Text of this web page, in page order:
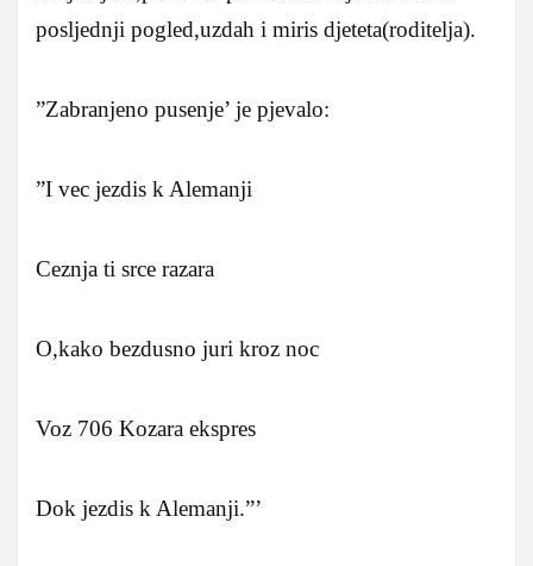
posljednji pogled,uzdah i miris djeteta(roditelja).
”Zabranjeno pusenje’ je pjevalo:
”I vec jezdis k Alemanji
Ceznja ti srce razara
O,kako bezdusno juri kroz noc
Voz 706 Kozara ekspres
Dok jezdis k Alemanji.”’